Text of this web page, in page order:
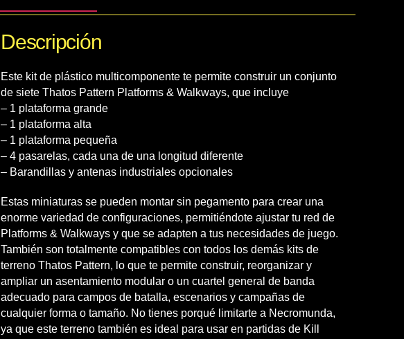
Descripción
Este kit de plástico multicomponente te permite construir un conjunto
de siete Thatos Pattern Platforms & Walkways, que incluye
– 1 plataforma grande
– 1 plataforma alta
– 1 plataforma pequeña
– 4 pasarelas, cada una de una longitud diferente
– Barandillas y antenas industriales opcionales
Estas miniaturas se pueden montar sin pegamento para crear una
enorme variedad de configuraciones, permitiéndote ajustar tu red de
Platforms & Walkways y que se adapten a tus necesidades de juego.
También son totalmente compatibles con todos los demás kits de
terreno Thatos Pattern, lo que te permite construir, reorganizar y
ampliar un asentamiento modular o un cuartel general de banda
adecuado para campos de batalla, escenarios y campañas de
cualquier forma o tamaño. No tienes porqué limitarte a Necromunda,
ya que este terreno también es ideal para usar en partidas de Kill